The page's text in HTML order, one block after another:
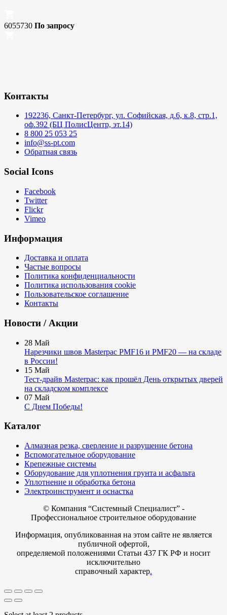
6055730 По запросу
Контакты
192236, Санкт-Петербург, ул. Софийская, д.6, к.8, стр.1,
оф.392 (БЦ ПолисЦентр, эт.14)
8 800 25 053 25
info@ss-pt.com
Обратная связь
Social Icons
Facebook
Twitter
Flickr
Vimeo
Информация
Доставка и оплата
Частые вопросы
Политика конфиденциальности
Политика использования cookie
Пользовательское соглашение
Контакты
Новости / Акции
28 Май
Нарезчики швов Masterpac PMF16 и PMF20 — на складе
в России!
15 Май
Тест-драйв Masterpac: как прошёл День открытых дверей
на складском комплексе
07 Май
С Днем Победы!
Каталог
Алмазная резка, сверление и разрушение бетона
Вспомогательное оборудование
Крепежные системы
Оборудование для уплотнения грунта и асфальта
Уплотнение и обработка бетона
Электроинструмент и оснастка
© Компания “Системный Специалист” -
Профессиональное строительное оборудование
Информация, опубликованная на этом сайте не является
публичной офертой,
определяемой положениями Статьи 437 ГК РФ и носит
исключительно
справочный характер.